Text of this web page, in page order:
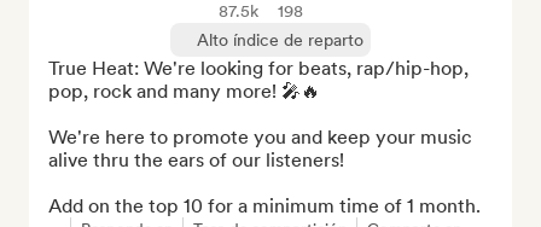
87.5k
198
Alto índice de reparto
True Heat: We're looking for beats, rap/hip-hop,
pop, rock and many more! 🎤🔥
We're here to promote you and keep your music
alive thru the ears of our listeners!
Add on the top 10 for a minimum time of 1 month.